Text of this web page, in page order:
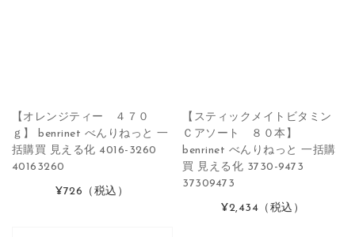
【オレンジティー ４７０
ｇ】 benrinet べんりねっと 一
括購買 見える化 4016-3260
40163260
¥726 （税込）
【スティックメイトビタミン
Ｃアソート ８０本】
benrinet べんりねっと 一括購
買 見える化 3730-9473
37309473
¥2,434 （税込）